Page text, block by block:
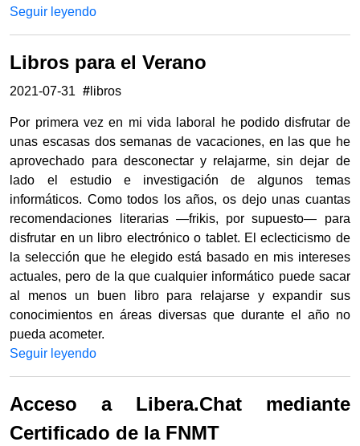
Seguir leyendo
Libros para el Verano
2021-07-31 # libros
Por primera vez en mi vida laboral he podido disfrutar de
unas escasas dos semanas de vacaciones, en las que he
aprovechado para desconectar y relajarme, sin dejar de
lado el estudio e investigación de algunos temas
informáticos. Como todos los años, os dejo unas cuantas
recomendaciones literarias —frikis, por supuesto— para
disfrutar en un libro electrónico o tablet. El eclecticismo de
la selección que he elegido está basado en mis intereses
actuales, pero de la que cualquier informático puede sacar
al menos un buen libro para relajarse y expandir sus
conocimientos en áreas diversas que durante el año no
pueda acometer.
Seguir leyendo
Acceso a Libera.Chat mediante
Certificado de la FNMT